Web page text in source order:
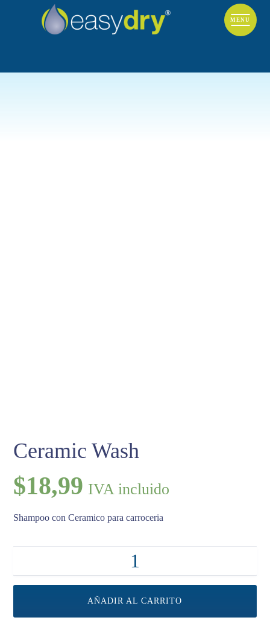
Ceramic Wash
$18,99 IVA incluido
Shampoo con Ceramico para carroceria
AÑADIR AL CARRITO